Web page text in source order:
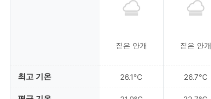
최고 기온
짙은 안개
26.1°C
짙은 안개
26.7°C